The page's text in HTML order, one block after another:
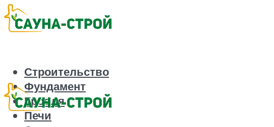
Строительство
Фундамент
Кровля
Печи